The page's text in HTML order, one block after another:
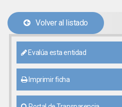
Volver al listado
Evalúa esta entidad
Imprimir ficha